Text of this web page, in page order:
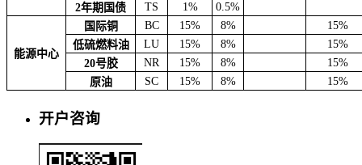
2年期国债
TS 1% 0.5%
能源中心
国际铜 BC 15% 8%
15%
低硫燃料油
LU 15% 8%
15%
20号胶
NR 15% 8%
15%
原油
SC 15% 8% 15%
开户咨询